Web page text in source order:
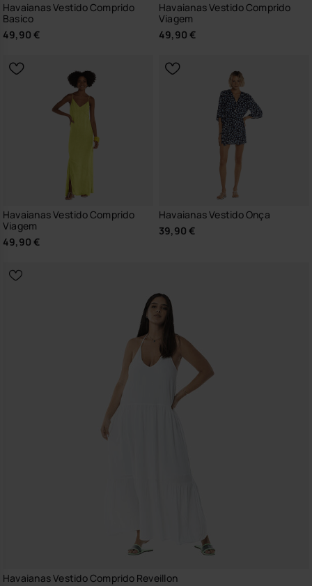
Havaianas Vestido Comprido
Basico
49,90 €
Havaianas Vestido Comprido
Viagem
49,90 €
Havaianas Vestido Comprido
Viagem
49,90 €
Havaianas Vestido Onça
39,90 €
Havaianas Vestido Comprido Reveillon